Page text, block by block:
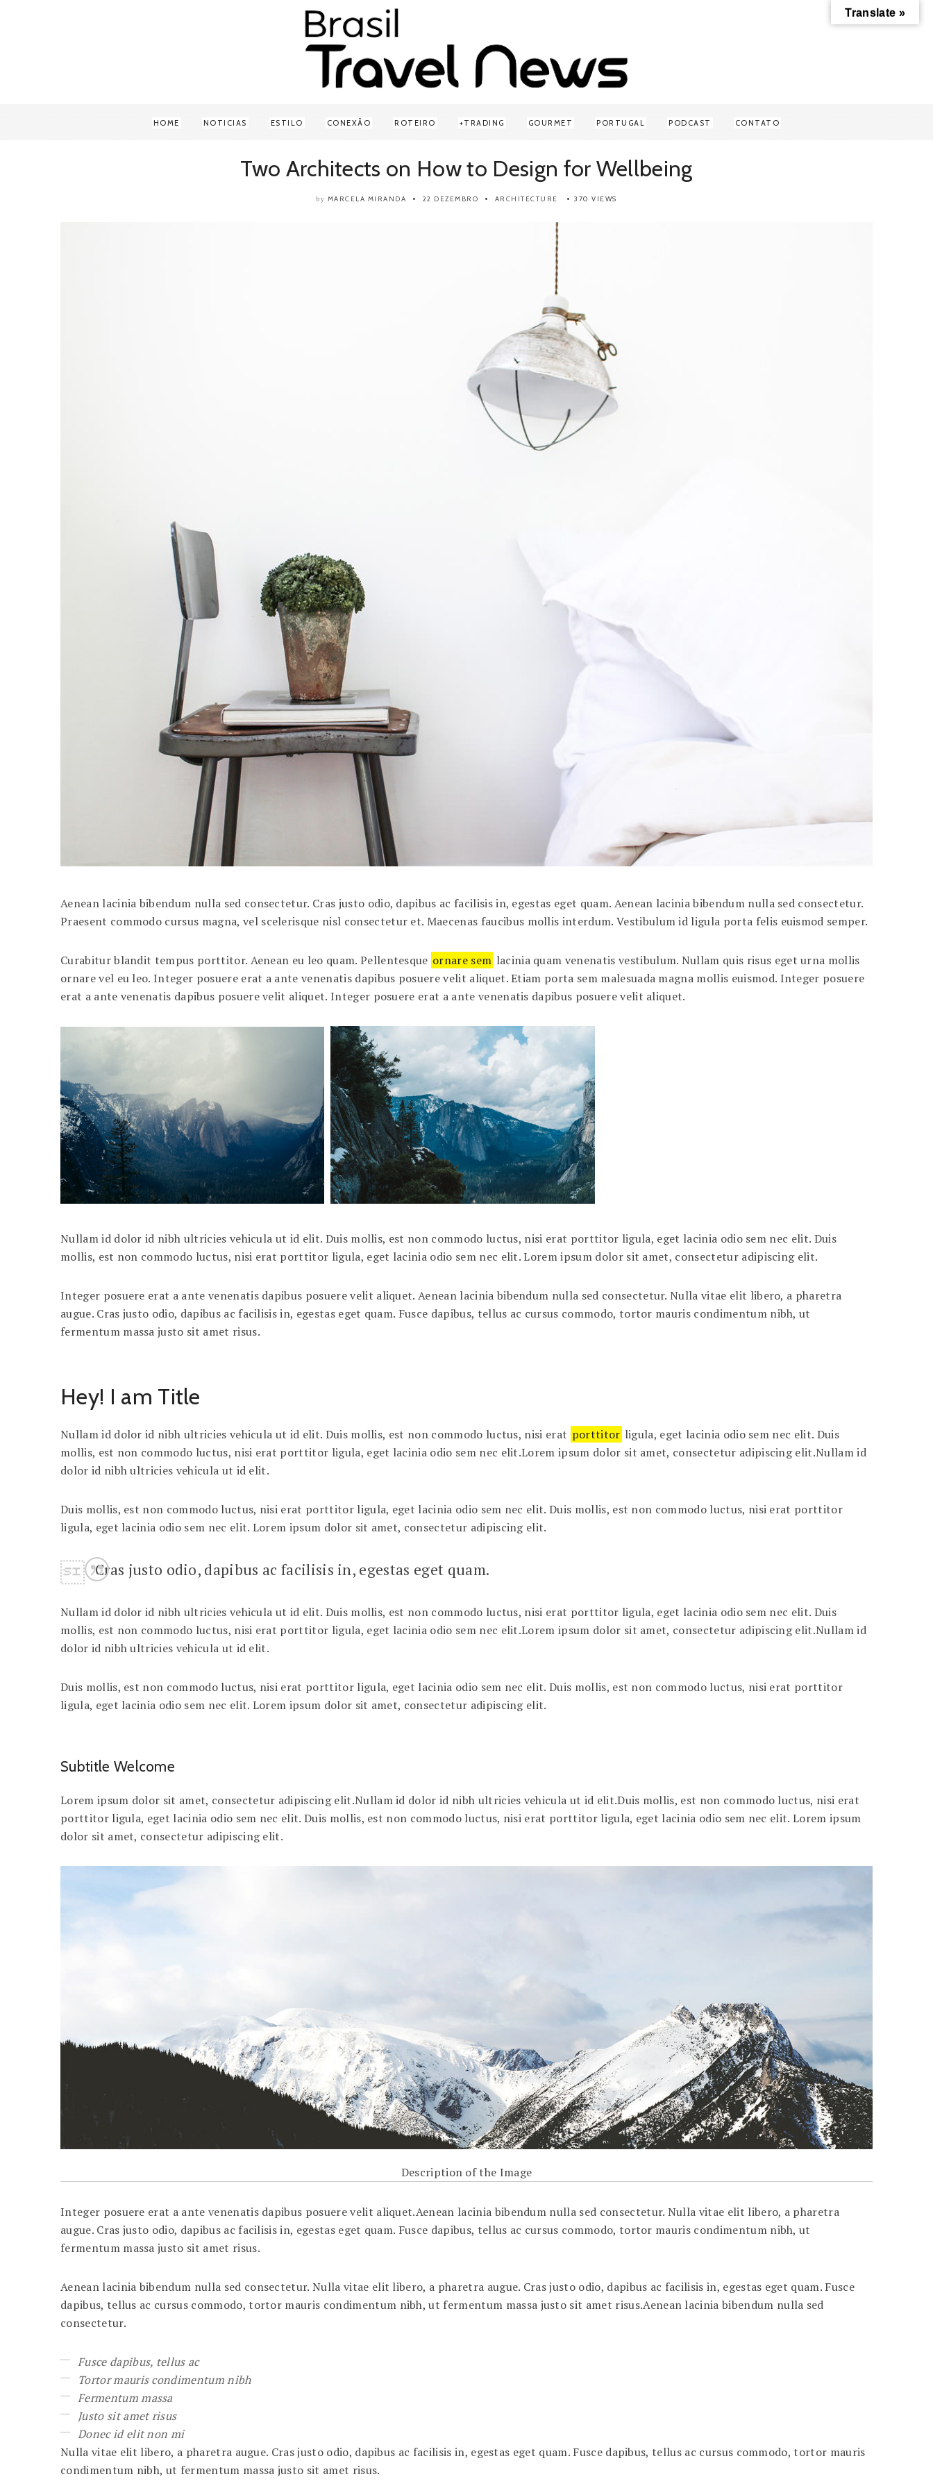
HOME NOTICIAS ESTILO CONEXÃO ROTEIRO TRADING GOURMET PORTUGAL PODCAST CONTATO
Two Architects on How to Design for Wellbeing
by MARCELA MIRANDA 22 DEZEMBRO ARCHITECTURE 370 VIEWS
Aenean lacinia bibendum nulla sed consectetur. Cras justo odio, dapibus ac facilisis in, egestas eget quam. Aenean lacinia bibendum nulla sed consectetur.
Praesent commodo cursus magna, vel scelerisque nisl consectetur et. Maecenas faucibus mollis interdum. Vestibulum id ligula porta felis euismod semper.
Curabitur blandit tempus porttitor. Aenean eu leo quam. Pellentesque ornare sem lacinia quam venenatis vestibulum. Nullam quis risus eget urna mollis
ornare vel eu leo. Integer posuere erat a ante venenatis dapibus posuere velit aliquet. Etiam porta sem malesuada magna mollis euismod. Integer posuere
erat a ante venenatis dapibus posuere velit aliquet. Integer posuere erat a ante venenatis dapibus posuere velit aliquet.
Nullam id dolor id nibh ultricies vehicula ut id elit. Duis mollis, est non commodo luctus, nisi erat porttitor ligula, eget lacinia odio sem nec elit. Duis
mollis, est non commodo luctus, nisi erat porttitor ligula, eget lacinia odio sem nec elit. Lorem ipsum dolor sit amet, consectetur adipiscing elit.
Integer posuere erat a ante venenatis dapibus posuere velit aliquet. Aenean lacinia bibendum nulla sed consectetur. Nulla vitae elit libero, a pharetra
augue. Cras justo odio, dapibus ac facilisis in, egestas eget quam. Fusce dapibus, tellus ac cursus commodo, tortor mauris condimentum nibh, ut
fermentum massa justo sit amet risus.
Hey! I am Title
Nullam id dolor id nibh ultricies vehicula ut id elit. Duis mollis, est non commodo luctus, nisi erat porttitor ligula, eget lacinia odio sem nec elit. Duis
mollis, est non commodo luctus, nisi erat porttitor ligula, eget lacinia odio sem nec elit.Lorem ipsum dolor sit amet, consectetur adipiscing elit.Nullam id
dolor id nibh ultricies vehicula ut id elit.
Duis mollis, est non commodo luctus, nisi erat porttitor ligula, eget lacinia odio sem nec elit. Duis mollis, est non commodo luctus, nisi erat porttitor
ligula, eget lacinia odio sem nec elit. Lorem ipsum dolor sit amet, consectetur adipiscing elit.
Cras justo odio, dapibus ac facilisis in, egestas eget quam.
Nullam id dolor id nibh ultricies vehicula ut id elit. Duis mollis, est non commodo luctus, nisi erat porttitor ligula, eget lacinia odio sem nec elit. Duis
mollis, est non commodo luctus, nisi erat porttitor ligula, eget lacinia odio sem nec elit.Lorem ipsum dolor sit amet, consectetur adipiscing elit.Nullam id
dolor id nibh ultricies vehicula ut id elit.
Duis mollis, est non commodo luctus, nisi erat porttitor ligula, eget lacinia odio sem nec elit. Duis mollis, est non commodo luctus, nisi erat porttitor
ligula, eget lacinia odio sem nec elit. Lorem ipsum dolor sit amet, consectetur adipiscing elit.
Subtitle Welcome
Lorem ipsum dolor sit amet, consectetur adipiscing elit.Nullam id dolor id nibh ultricies vehicula ut id elit.Duis mollis, est non commodo luctus, nisi erat
porttitor ligula, eget lacinia odio sem nec elit. Duis mollis, est non commodo luctus, nisi erat porttitor ligula, eget lacinia odio sem nec elit. Lorem ipsum
dolor sit amet, consectetur adipiscing elit.
Description of the Image
Integer posuere erat a ante venenatis dapibus posuere velit aliquet.Aenean lacinia bibendum nulla sed consectetur. Nulla vitae elit libero, a pharetra
augue. Cras justo odio, dapibus ac facilisis in, egestas eget quam. Fusce dapibus, tellus ac cursus commodo, tortor mauris condimentum nibh, ut
fermentum massa justo sit amet risus.
Aenean lacinia bibendum nulla sed consectetur. Nulla vitae elit libero, a pharetra augue. Cras justo odio, dapibus ac facilisis in, egestas eget quam. Fusce
dapibus, tellus ac cursus commodo, tortor mauris condimentum nibh, ut fermentum massa justo sit amet risus.Aenean lacinia bibendum nulla sed
consectetur.
Fusce dapibus, tellus ac
Tortor mauris condimentum nibh
Fermentum massa
Justo sit amet risus
Donec id elit non mi
Nulla vitae elit libero, a pharetra augue. Cras justo odio, dapibus ac facilisis in, egestas eget quam. Fusce dapibus, tellus ac cursus commodo, tortor mauris
condimentum nibh, ut fermentum massa justo sit amet risus.
Translate »